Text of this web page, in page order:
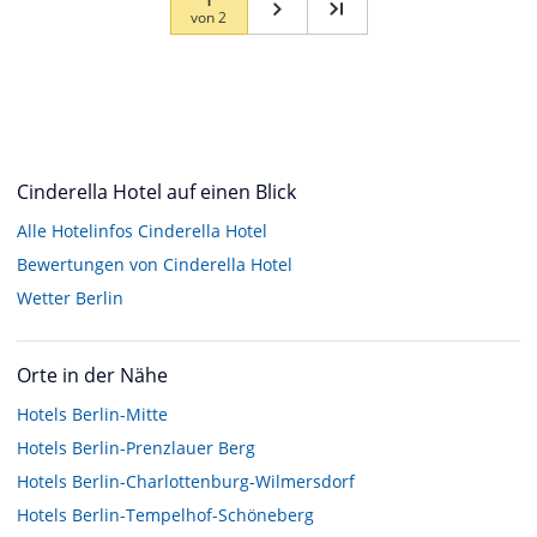
von2
Cinderella Hotel auf einen Blick
Alle Hotelinfos Cinderella Hotel
Bewertungen von Cinderella Hotel
Wetter Berlin
Orte in der Nähe
Hotels Berlin-Mitte
Hotels Berlin-Prenzlauer Berg
Hotels Berlin-Charlottenburg-Wilmersdorf
Hotels Berlin-Tempelhof-Schöneberg